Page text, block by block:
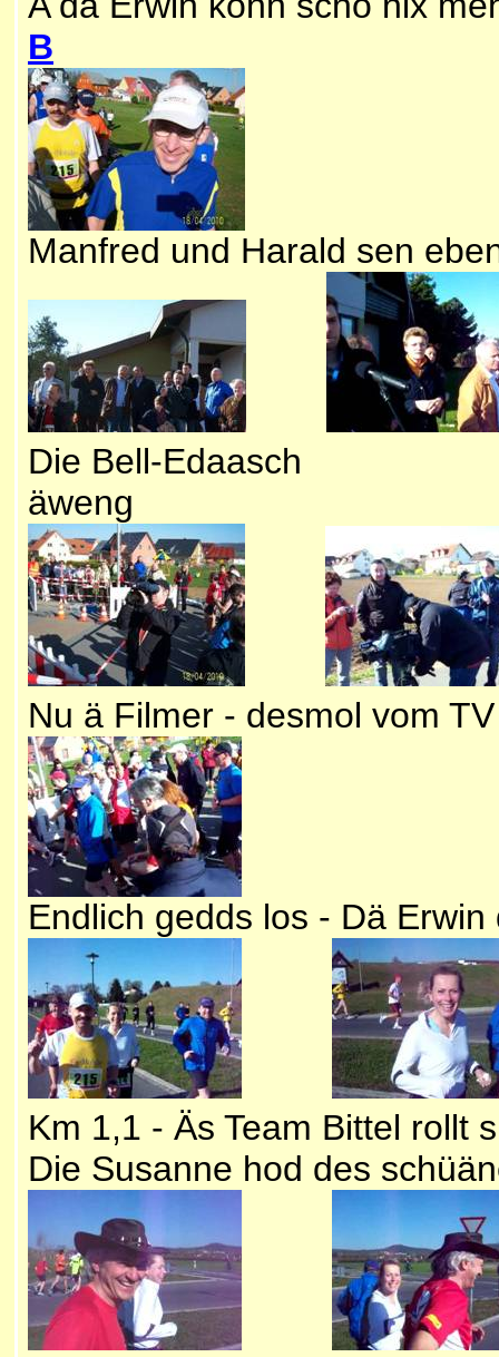
B
Manfred und Harald sen
Die Bell-Edaasch
äweng
Nu ä Filmer - desmol vom
Endlich gedds los - Dä
Km 1,1 - Äs Team Bittel rollt
Die Susanne hod des